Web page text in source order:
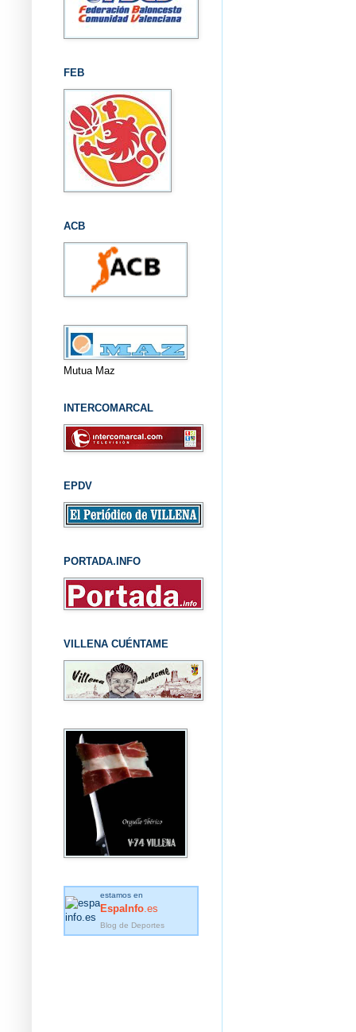
FEB
ACB
Mutua Maz
INTERCOMARCAL
EPDV
PORTADA.INFO
VILLENA CUÉNTAME
estamos en
EspaInfo .es
Blog de Deportes